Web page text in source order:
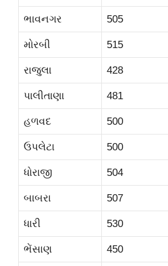
ભાવનગર 505
મોરબી 515
રાજુલા 428
પાલીતાણા 481
હળવદ 500
ઉપલેટા 500
ધોરાજી 504
બાબરા 507
ધારી 530
ભેંસાણ 450